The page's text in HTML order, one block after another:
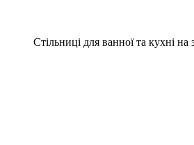
Стільниці для ванної та кухні на